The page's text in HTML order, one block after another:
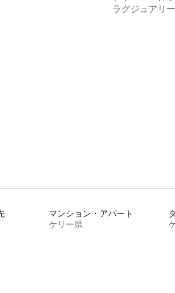
ラグジュアリ
マンション・アパート
ケリー県